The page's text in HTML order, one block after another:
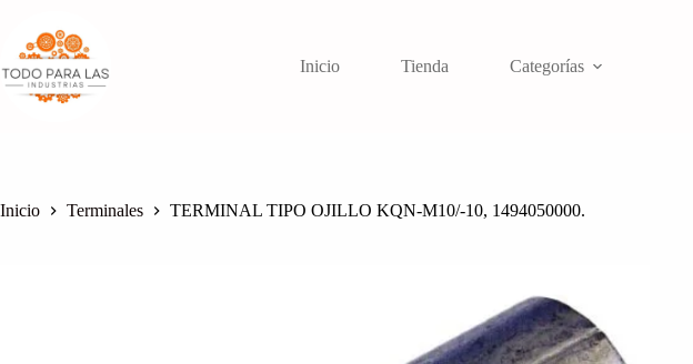
contenido
Inicio
Tienda Categorías
Inicio Terminales TERMINAL TIPO OJILLO KQN-M10/-10, 1494050000.